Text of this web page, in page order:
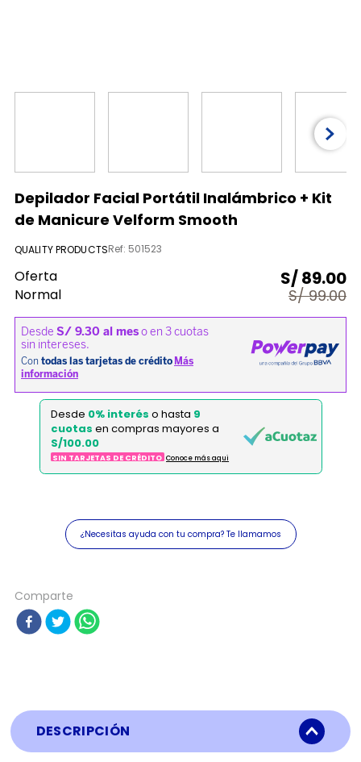
Depilador Facial Portátil Inalámbrico + Kit
de Manicure Velform Smooth
QUALITY PRODUCTSRef: 501523
Oferta S/89.00
Normal S/99.00
Desde 0% interés o hasta 9
cuotas en compras mayores a
S/100.00
SIN TARJETAS DE CRÉDITO Conoce más aqui
¿Necesitas ayuda con tu compra? Te llamamos
Comparte
DESCRIPCIÓN